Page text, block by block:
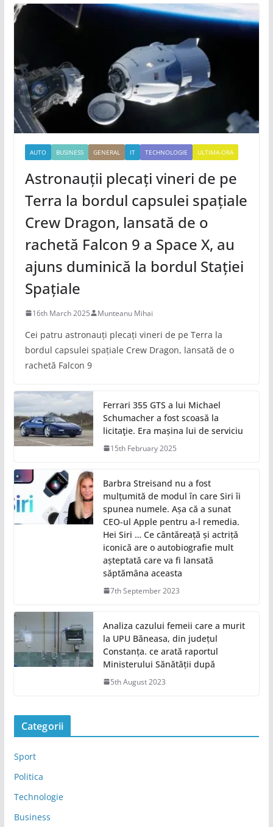
AUTO BUSINESS GENERAL IT TECHNOLOGIE ULTIMA-ORA
Astronauții plecați vineri de pe
Terra la bordul capsulei spațiale
Crew Dragon, lansată de o
rachetă Falcon 9 a Space X, au
ajuns duminică la bordul Stației
Spațiale
16th March 2025 Munteanu Mihai
Cei patru astronauți plecați vineri de pe Terra la
bordul capsulei spațiale Crew Dragon, lansată de o
rachetă Falcon 9
Ferrari 355 GTS a lui Michael
Schumacher a fost scoasă la
licitaţie. Era mașina lui de serviciu
15th February 2025
Barbra Streisand nu a fost
mulțumită de modul în care Siri îi
spunea numele. Așa că a sunat
CEO-ul Apple pentru a-l remedia.
Hei Siri … Ce cântăreață și actriță
iconică are o autobiografie mult
așteptată care va fi lansată
săptămâna aceasta
7th September 2023
Analiza cazului femeii care a murit
la UPU Băneasa, din județul
Constanța. ce arată raportul
Ministerului Sănătății după
5th August 2023
Categorii
Sport
Politica
Technologie
Business